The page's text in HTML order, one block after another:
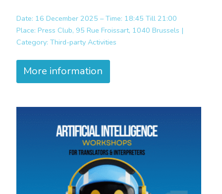
Date: 16 December 2025 – Time: 18:45 Till 21:00
Place: Press Club, 95 Rue Froissart, 1040 Brussels |
Category: Third-party Activities
More information